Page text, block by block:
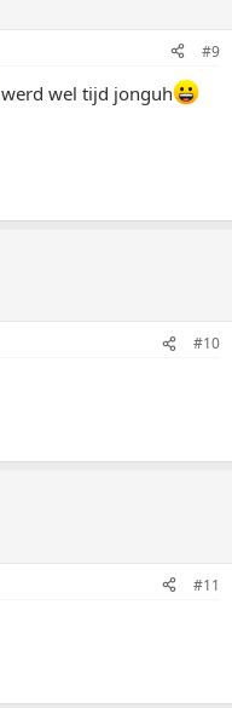
#9
werd wel tijd jonguh
#10
#11